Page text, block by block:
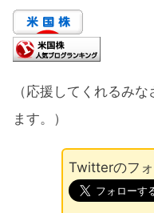
（応援してくれるみ
ます。）
Twitterのフォ